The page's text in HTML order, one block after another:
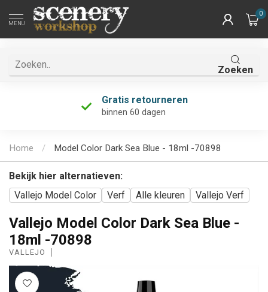
MENU
0
Zoeken
Gratis retourneren
binnen 60 dagen
Home / Model Color Dark Sea Blue - 18ml -70898
Bekijk hier alternatieven:
Vallejo Model Color
Verf Alle kleuren Vallejo Verf
Vallejo Model Color Dark Sea Blue -
18ml -70898
VALLEJO